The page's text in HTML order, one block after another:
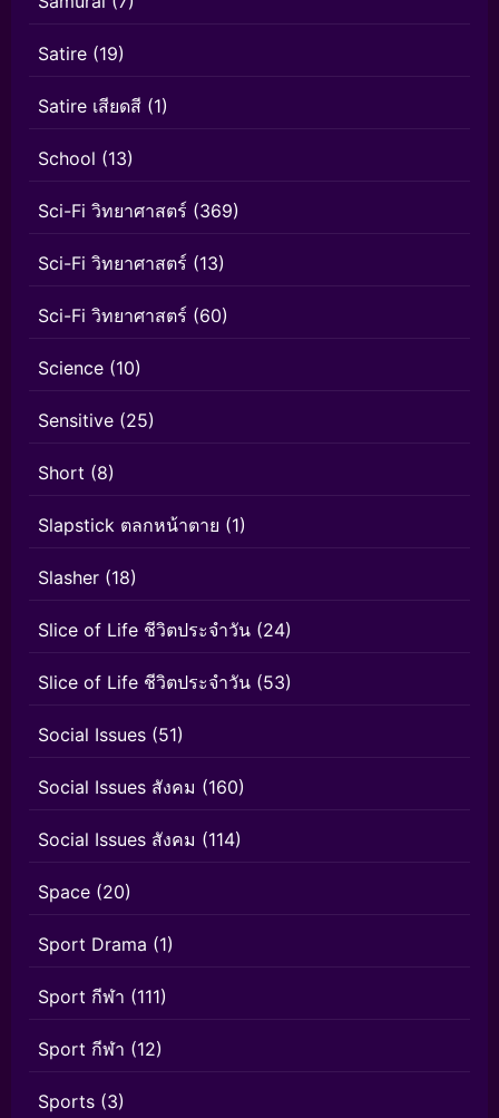
Satire (19)
Satire เสียดสี (1)
School (13)
Sci-Fi วิทยาศาสตร์ (369)
Sci-Fi วิทยาศาสตร์ (13)
Sci-Fi วิทยาศาสตร์ (60)
Science (10)
Sensitive (25)
Short (8)
Slapstick ตลกหน้าตาย (1)
Slasher (18)
Slice of Life ชีวิตประจำวัน (24)
Slice of Life ชีวิตประจำวัน (53)
Social Issues (51)
Social Issues สังคม (160)
Social Issues สังคม (114)
Space (20)
Sport Drama (1)
Sport กีฬา (111)
Sport กีฬา (12)
Sports (3)